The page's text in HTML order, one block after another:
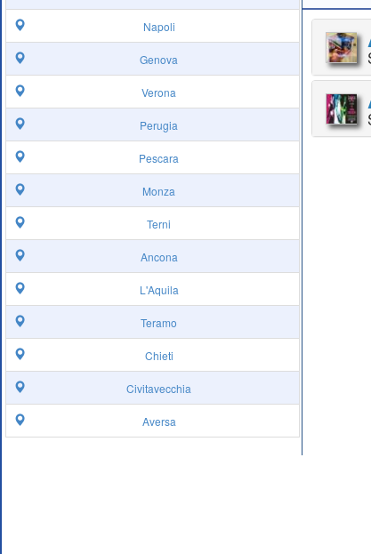
Napoli
Genova
Verona
Perugia
Pescara
Monza
Terni
Ancona
L'Aquila
Teramo
Chieti
Civitavecchia
Aversa